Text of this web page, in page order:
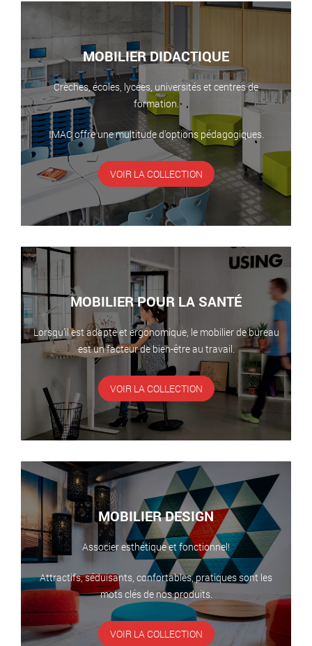
MOBILIER DIDACTIQUE
Crèches, écoles, lycées, universités et centres de
formation.
IMAC offre une multitude d’options pédagogiques.
VOIR LA COLLECTION
MOBILIER POUR LA SANTÉ
Lorsqu’il est adapté et ergonomique, le mobilier de bureau
est un facteur de bien-être au travail.
VOIR LA COLLECTION
MOBILIER DESIGN
Associer esthétique et fonctionnel!
Attractifs, séduisants, confortables, pratiques sont les
mots clés de nos produits.
VOIR LA COLLECTION